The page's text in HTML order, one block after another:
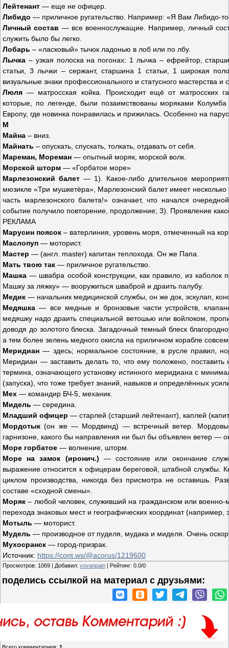
Лейтенант — еще не офицер.
Либидо — приличное ругательство. Например: «Я Вам Либидо-
Личный состав — все военнослужащие. Например, личный
служить было бы легко.
Лобарь – «ласковый» тычок ладонью в лоб или по лбу.
Лычка – узкая полоска на погонах: 1 лычка – ефрейтор,
статьи, 3 лычки – сержант, старшина 1 статьи, 1 широкая
визуальные знаки профессионального и статусного мастерства и
Люля — матросская койка. Происходит ещё от матросских
которые, по легенде, были позаимствованы моряками
Европу, где новинка понравилась и прижилась. Особенно на
М
Майна – вниз.
Майнать – опускать, спускать, толкать, отдавать от себя.
Мареман, Мореман — опытный моряк, морской волк.
Морской шторм — «Горбатое море»
Марлезонский балет — 1). Какое-либо длительное
мюзикле «Три мушкетёра», Марлезонский балет имеет
часть марлезонского балета!» означает, что начался
событие получило повторение, продолжение; 3). Проявление
РЕКЛАМА
Марусин поясок – ватерлиния, уровень моря, отмеченный на
Маслопуп — моторист.
Мастер — (англ. master) капитан теплохода. Он же Папа.
Мать твою так — приличное ругательство.
Машка — швабра особой конструкции, как правило, из каболок
Машку за ляжку» — вооружиться шваброй и драить палубу.
Медик — начальник медицинской службы, он же док, эскулап,
Медяшка — все медные и бронзовые части устройств,
медяшку надо драить специальной ветошью или войлоком,
доводя до золотого блеска. Загадочный темный блеск
а тем более зелень медного окисла на приличном корабле
Меридиан — здесь; нормальное состояние, в русле правил,
Меридиан — заставить делать то, что ему положено, поставить
термина, означающего установку истинного меридиана с
(запуска), что тоже требует знаний, навыков и определённых
Мех — командир БЧ-5, механик.
Мидель — середина.
Младший офицер — старлей (старший лейтенант), каплей
Мордотык (он же — Мордвинд) — встречный ветер.
гарнизоне, какого бы направления ни был бы объявлен ветер —
Море горбатое — волнение, шторм.
Море на замок (иронич.) — состояние или окончание
выражение относится к офицерам береговой, штабной службы.
циклом производства, никогда без присмотра не оставишь.
составе «сходной смены».
Моряк – любой человек, служивший на гражданском или
перехода знаковых мест и географических координат (например,
Мотыль — моторист.
Мудель — производное от пуделя, мудака и миделя. Очень
Мухосранск — город-призрак.
Источник: https://cont.ws/@acorus/1219600
Просмотров: 1069 | Добавил: vovanpain | Рейтинг: 0.0/0
поделись ссылкой на материал c друзьями: